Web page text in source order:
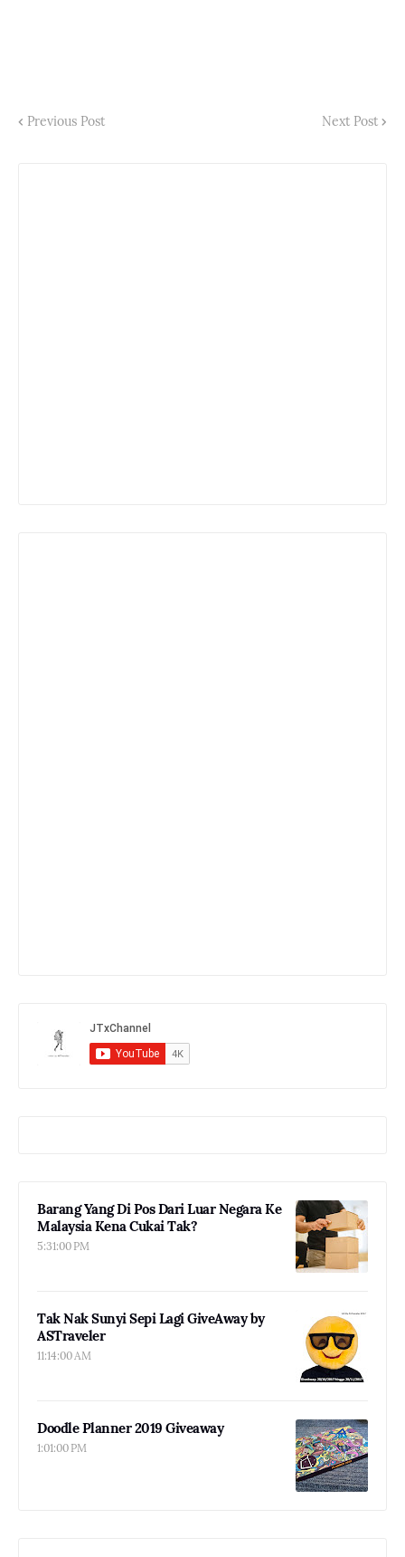
Previous Post Next Post
Barang Yang Di Pos Dari Luar Negara Ke
Malaysia Kena Cukai Tak?
5:31:00 PM
Tak Nak Sunyi Sepi Lagi GiveAway by
ASTraveler
11:14:00 AM
Doodle Planner 2019 Giveaway
1:01:00 PM